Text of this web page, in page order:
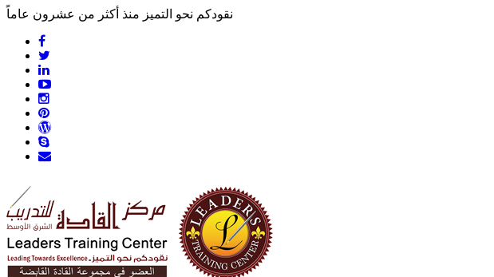
نقودكم نحو التميز منذ أكثر من عشرون عاماً